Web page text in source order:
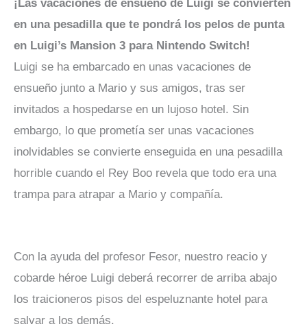
¡Las vacaciones de ensueño de Luigi se convierten
en una pesadilla que te pondrá los pelos de punta
en Luigi’s Mansion 3 para Nintendo Switch!
Luigi se ha embarcado en unas vacaciones de
ensueño junto a Mario y sus amigos, tras ser
invitados a hospedarse en un lujoso hotel. Sin
embargo, lo que prometía ser unas vacaciones
inolvidables se convierte enseguida en una pesadilla
horrible cuando el Rey Boo revela que todo era una
trampa para atrapar a Mario y compañía.
Con la ayuda del profesor Fesor, nuestro reacio y
cobarde héroe Luigi deberá recorrer de arriba abajo
los traicioneros pisos del espeluznante hotel para
salvar a los demás.